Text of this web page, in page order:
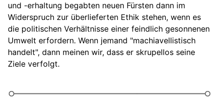
und -erhaltung begabten neuen Fürsten dann im
Widerspruch zur überlieferten Ethik stehen, wenn es
die politischen Verhältnisse einer feindlich gesonnenen
Umwelt erfordern. Wenn jemand "machiavellistisch
handelt", dann meinen wir, dass er skrupellos seine
Ziele verfolgt.